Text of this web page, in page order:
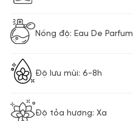
Nồng độ: Eau De Parfum
Độ lưu mùi: 6-8h
Độ tỏa hương: Xa